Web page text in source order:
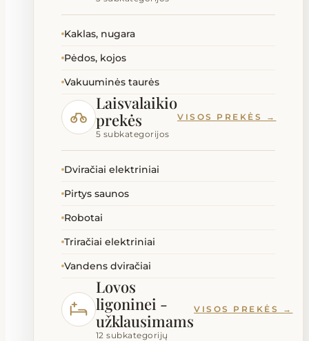
Kaklas, nugara
Pėdos, kojos
Vakuuminės taurės
Laisvalaikio
prekės
5 subkategorijos
VISOS PREKĖS →
Dviračiai elektriniai
Pirtys saunos
Robotai
Triračiai elektriniai
Vandens dviračiai
Lovos
ligoninei -
užklausimams
12 subkategorijų
VISOS PREKĖS →